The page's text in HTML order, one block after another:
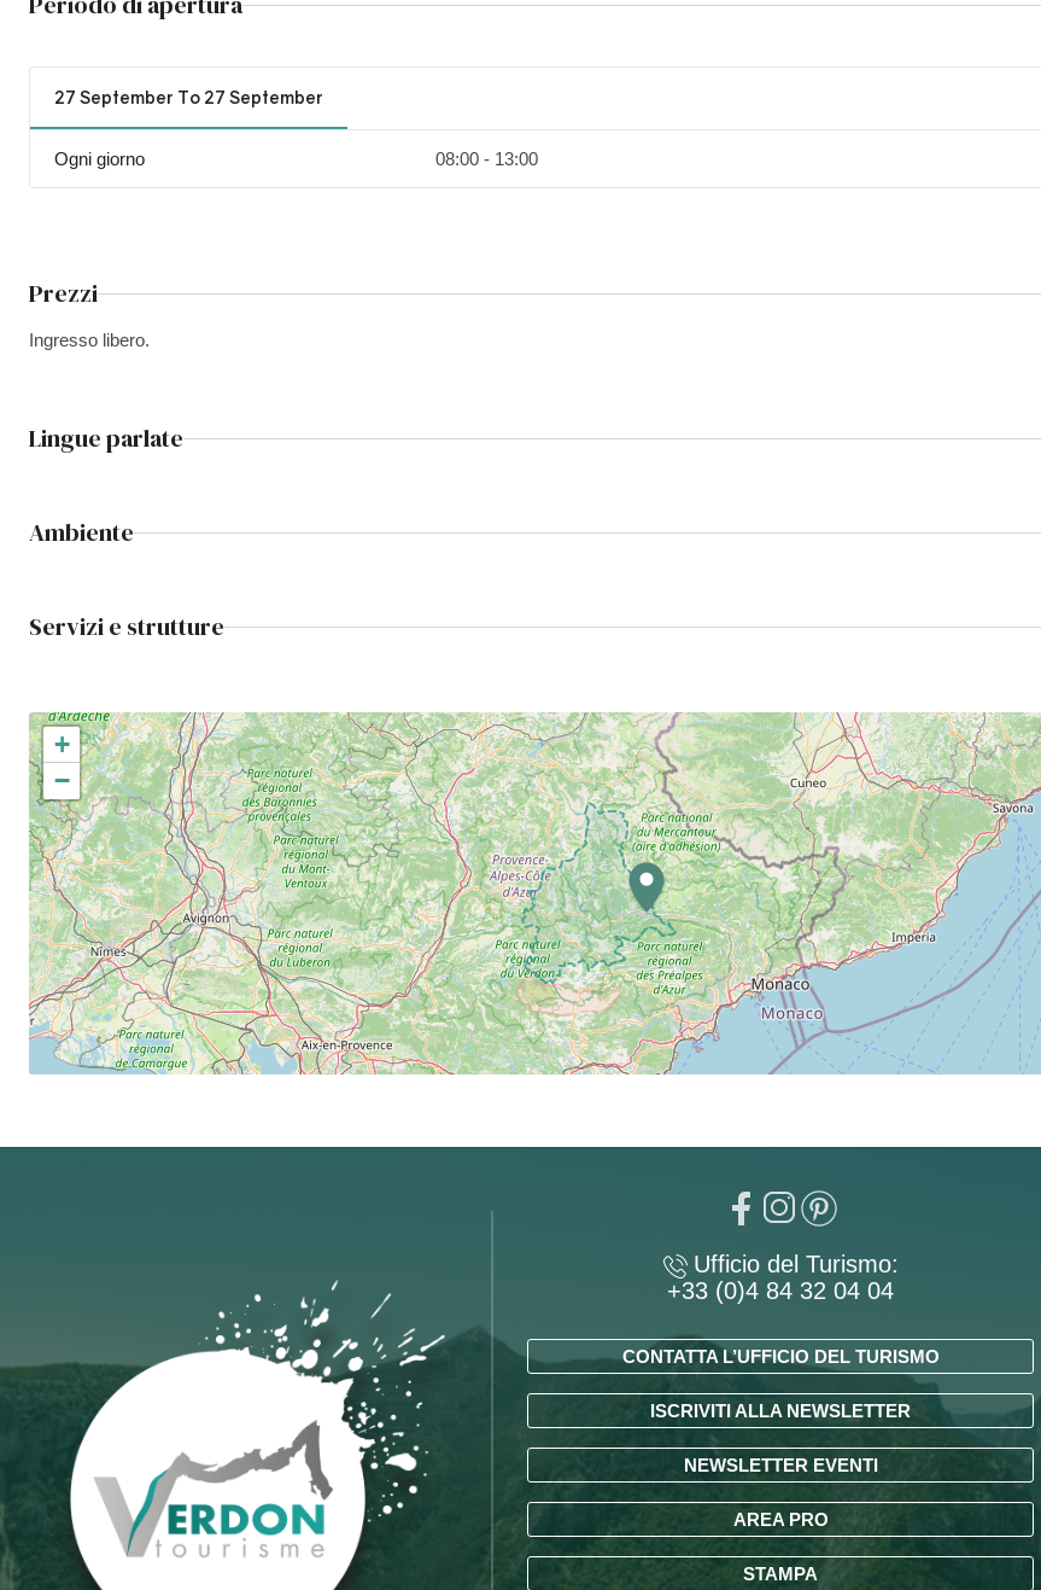
27 September To 27 September
Ogni giorno 08:00 - 13:00
Prezzi
Ingresso libero.
Lingue parlate
Ambiente
Servizi e strutture
+
−
Ufficio del Turismo:
+33 (0)4 84 32 04 04
CONTATTA L’UFFICIO DEL TURISMO
ISCRIVITI ALLA NEWSLETTER
NEWSLETTER EVENTI
AREA PRO
STAMPA